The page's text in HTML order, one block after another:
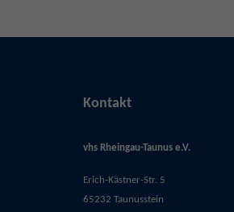
Kontakt
vhs Rheingau-Taunus e.V.
Erich-Kästner-Str. 5
65232 Taunusstein